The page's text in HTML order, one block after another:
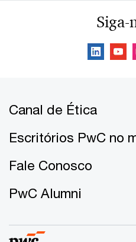
Siga-
Canal de Ética
Escritórios PwC no
Fale Conosco
PwC Alumni